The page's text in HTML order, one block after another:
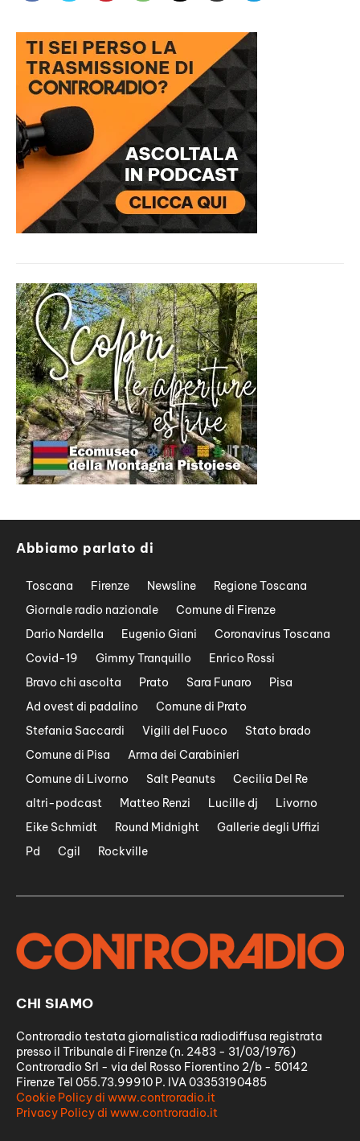
Abbiamo parlato di
Toscana Firenze Newsline
Regione Toscana
Giornale radio nazionale
Comune di Firenze
Dario Nardella
Eugenio Giani
Coronavirus Toscana
Covid-19
Gimmy Tranquillo
Enrico Rossi
Bravo chi ascolta
Prato Sara Funaro
Pisa
Ad ovest di padalino
Comune di Prato
Stefania Saccardi
Vigili del Fuoco
Stato brado
Comune di Pisa
Arma dei Carabinieri
Comune di Livorno
Salt Peanuts
Cecilia Del Re
altri-podcast
Matteo Renzi Lucille dj
Livorno
Eike Schmidt
Round Midnight
Gallerie degli Uffizi
Pd
Cgil Rockville
CHI SIAMO
Controradio testata giornalistica radiodiffusa registrata
presso il Tribunale di Firenze (n. 2483 - 31/03/1976)
Controradio Srl - via del Rosso Fiorentino 2/b - 50142
Firenze Tel 055.73.99910 P. IVA 03353190485
Cookie Policy di www.controradio.it
Privacy Policy di www.controradio.it